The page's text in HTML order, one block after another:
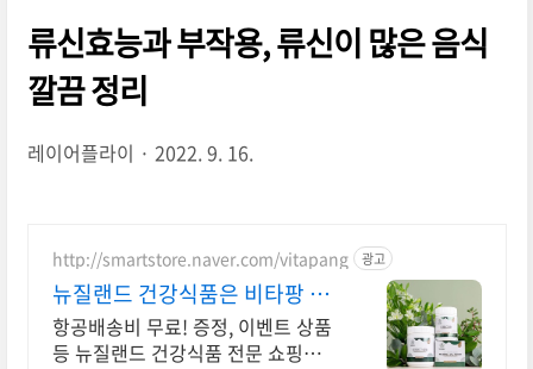
류신효능과 부작용, 류신이 많은 음식
깔끔 정리
레이어플라이 2022. 9. 16.
http://smartstore.naver.com/vitapang 광고
뉴질랜드 건강식품은 비타팡 금
액대별 사은품 추가 증정!
항공배송비 무료! 증정, 이벤트 상품
등 뉴질랜드 건강식품 전문 쇼핑몰